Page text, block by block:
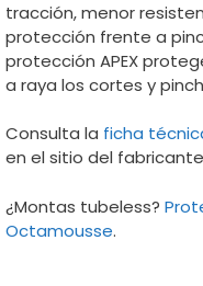
tracción, menor
protección frente a
protección APEX
a raya los cortes y
Consulta la ficha
en el sitio del
¿Montas tubeless?
Octamousse.